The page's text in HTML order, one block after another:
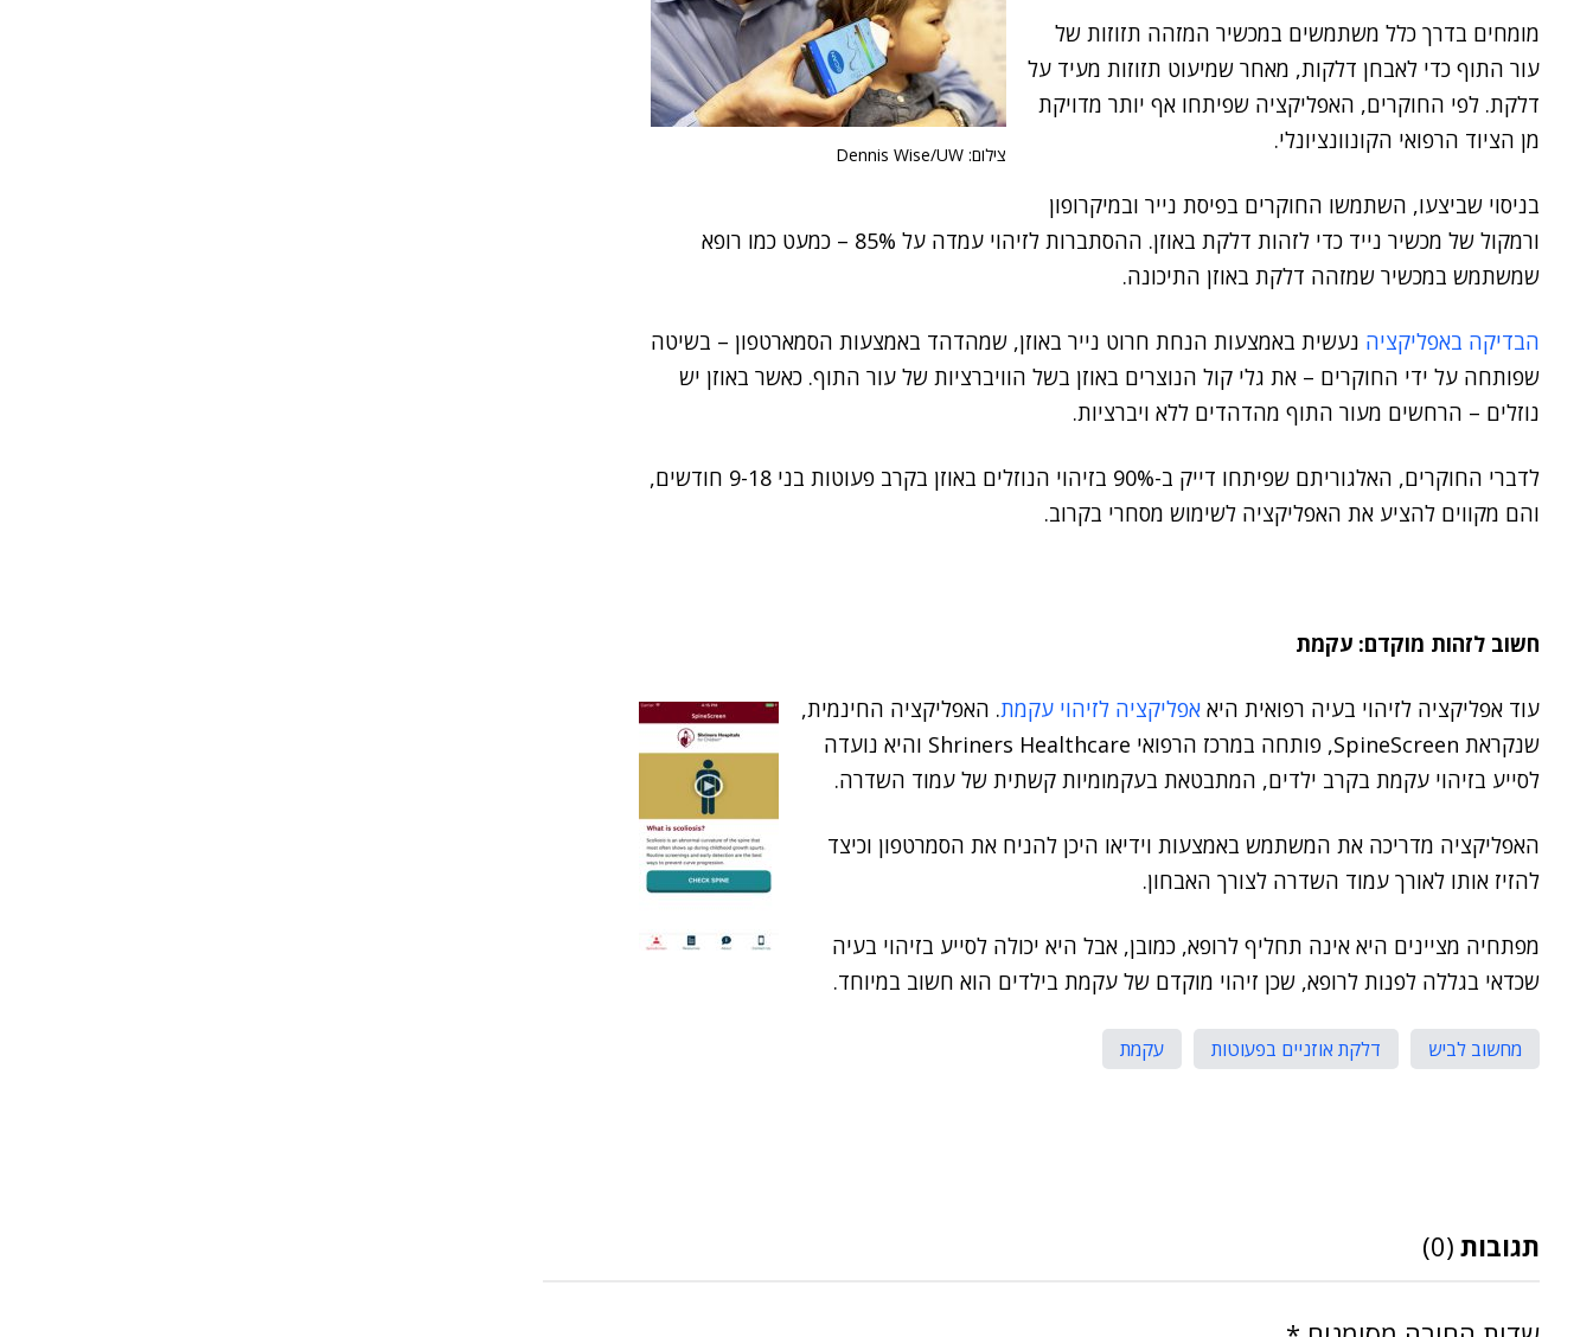
צילום: Dennis Wise/UW
מומחים בדרך כלל משתמשים במכשיר המזהה תזוזות של
עור התוף כדי לאבחן דלקות, מאחר שמיעוט תזוזות מעיד על
דלקת. לפי החוקרים, האפליקציה שפיתחו אף יותר מדויקת
מן הציוד הרפואי הקונוונציונלי.
בניסוי שביצעו, השתמשו החוקרים בפיסת נייר ובמיקרופון
ורמקול של מכשיר נייד כדי לזהות דלקת באוזן. ההסתברות לזיהוי עמדה על 85% – כמעט כמו רופא
שמשתמש במכשיר שמזהה דלקת באוזן התיכונה.
הבדיקה באפליקציה נעשית באמצעות הנחת חרוט נייר באוזן, שמהדהד באמצעות הסמארטפון – בשיטה
שפותחה על ידי החוקרים – את גלי קול הנוצרים באוזן בשל הוויברציות של עור התוף. כאשר באוזן יש
נוזלים – הרחשים מעור התוף מהדהדים ללא ויברציות.
לדברי החוקרים, האלגוריתם שפיתחו דייק ב-90% בזיהוי הנוזלים באוזן בקרב פעוטות בני 9-18 חודשים,
והם מקווים להציע את האפליקציה לשימוש מסחרי בקרוב.
חשוב לזהות מוקדם: עקמת
עוד אפליקציה לזיהוי בעיה רפואית היא אפליקציה לזיהוי עקמת. האפליקציה החינמית,
שנקראת SpineScreen, פותחה במרכז הרפואי Shriners Healthcare והיא נועדה
לסייע בזיהוי עקמת בקרב ילדים, המתבטאת בעקמומיות קשתית של עמוד השדרה.
האפליקציה מדריכה את המשתמש באמצעות וידיאו היכן להניח את הסמרטפון וכיצד
להזיז אותו לאורך עמוד השדרה לצורך האבחון.
מפתחיה מציינים היא אינה תחליף לרופא, כמובן, אבל היא יכולה לסייע בזיהוי בעיה
שכדאי בגללה לפנות לרופא, שכן זיהוי מוקדם של עקמת בילדים הוא חשוב במיוחד.
מחשוב לביש דלקת אוזניים בפעוטות עקמת
תגובות (0)